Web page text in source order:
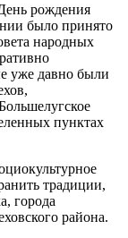
рождения
было принято
народных
уже давно были
пунктах
традиции,
города
района.